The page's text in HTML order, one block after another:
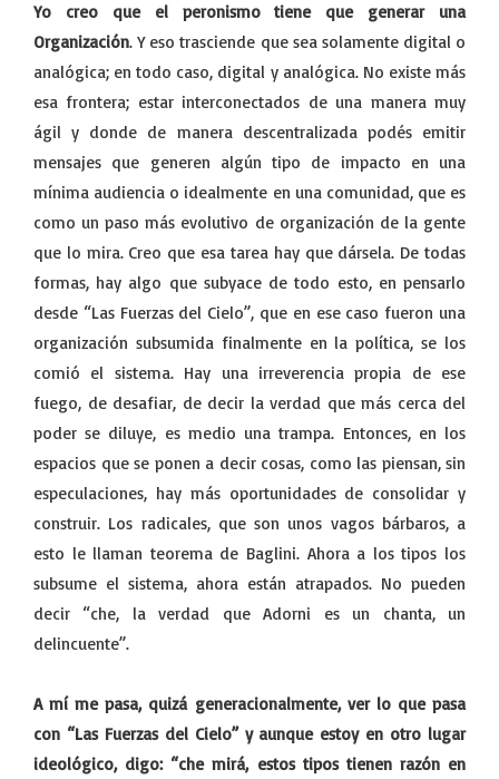
Yo creo que el peronismo tiene que generar una
Organización. Y eso trasciende que sea solamente digital o
analógica; en todo caso, digital y analógica. No existe más
esa frontera; estar interconectados de una manera muy
ágil y donde de manera descentralizada podés emitir
mensajes que generen algún tipo de impacto en una
mínima audiencia o idealmente en una comunidad, que es
como un paso más evolutivo de organización de la gente
que lo mira. Creo que esa tarea hay que dársela. De todas
formas, hay algo que subyace de todo esto, en pensarlo
desde “Las Fuerzas del Cielo”, que en ese caso fueron una
organización subsumida finalmente en la política, se los
comió el sistema. Hay una irreverencia propia de ese
fuego, de desafiar, de decir la verdad que más cerca del
poder se diluye, es medio una trampa. Entonces, en los
espacios que se ponen a decir cosas, como las piensan, sin
especulaciones, hay más oportunidades de consolidar y
construir. Los radicales, que son unos vagos bárbaros, a
esto le llaman teorema de Baglini. Ahora a los tipos los
subsume el sistema, ahora están atrapados. No pueden
decir “che, la verdad que Adorni es un chanta, un
delincuente”.
A mí me pasa, quizá generacionalmente, ver lo que pasa
con “Las Fuerzas del Cielo” y aunque estoy en otro lugar
ideológico, digo: “che mirá, estos tipos tienen razón en